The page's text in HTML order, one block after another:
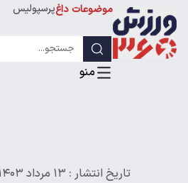
موضوعات داغپرسپولیس
لیگ قهرمانان
تاریخ انتشار : ۱۳ مرداد ۱۴۰۳ - ۱۵:۰۸